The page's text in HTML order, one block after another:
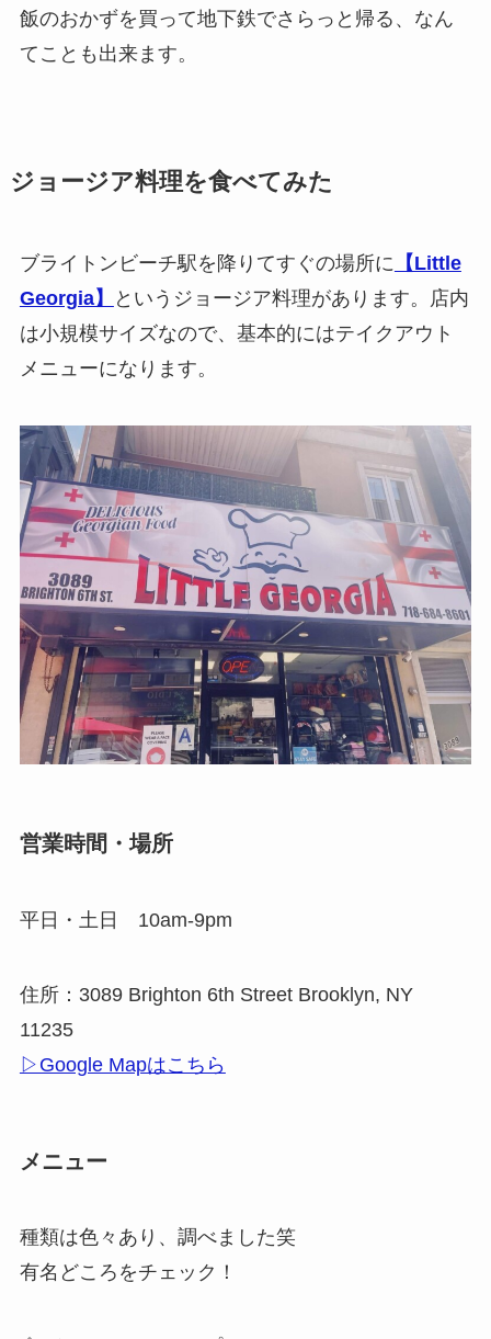
飯のおかずを買って地下鉄でさらっと帰る、なん
てことも出来ます。
ジョージア料理を食べてみた
ブライトンビーチ駅を降りてすぐの場所に 【Little
Georgia】
というジョージア料理があります。店内
は小規模サイズなので、基本的にはテイクアウト
メニューになります。
営業時間・場所
平日・土日 10am-9pm
住所：3089 Brighton 6th Street Brooklyn, NY
11235
▷Google Mapはこちら
メニュー
種類は色々あり、調べました笑
有名どころをチェック！